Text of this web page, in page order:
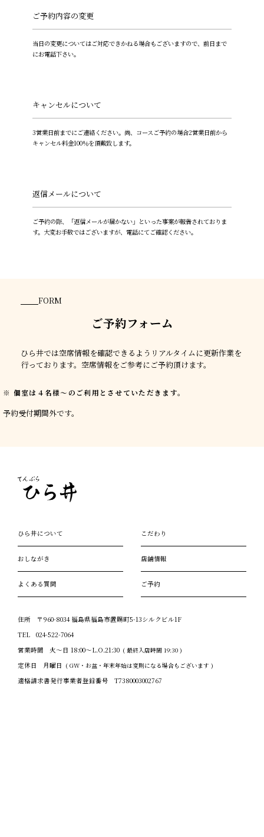
ご予約内容の変更
当日の変更についてはご対応できかねる場合もございますので、前日まで
にお電話下さい。
キャンセルについて
3営業日前までにご連絡ください。尚、コースご予約の場合2営業日前から
キャンセル料金100％を頂戴致します。
返信メールについて
ご予約の際、「返信メールが届かない」といった事案が報告されておりま
す。大変お手数ではございますが、電話にてご確認ください。
FORM
ご予約フォーム
ひら井では空席情報を確認できるようリアルタイムに更新作業を
行っております。空席情報をご参考にご予約頂けます。
個室は４名様〜のご利用とさせていただきます。
予約受付期間外です。
ひら井について こだわり
おしながき 店舗情報
よくある質問 ご予約
住所
〒960-8034 福島県福島市置賜町5-13シルクビル1F
TEL
024-522-7064
営業時間
火～日 18:00～L.O.21:30 ( 最終入店時間 19:30 )
定休日 月曜日 ( GW・お盆・年末年始は変則になる場合もございます )
適格請求書発行事業者登録番号 T7380003002767